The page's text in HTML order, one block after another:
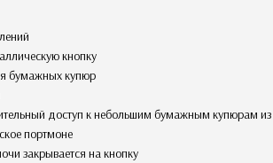
кнопку
бумажных купюр
доступ к небольшим бумажным купюрам
портмоне
закрывается на кнопку